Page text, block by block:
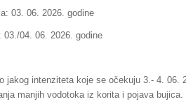
03. 06. 2026. godine
04. 06. 2026. godine
jakog intenziteta koje se očekuju 3.- 4. 06.
manjih vodotoka iz korita i pojava bujica.